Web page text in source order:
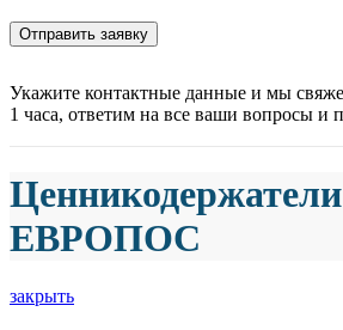
Укажите контактные данные и мы
1 часа, ответим на все ваши вопросы и
Ценникодержатели
ЕВРОПОС
закрыть